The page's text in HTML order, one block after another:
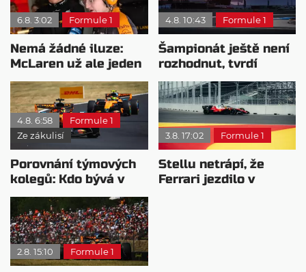
6.8. 3:02 Formule 1
Nemá žádné iluze:
McLaren už ale jeden
návrat ze dna dokázal
4.8. 10:43 Formule 1
Šampionát ještě není
rozhodnut, tvrdí
Brundle
4.8. 6:58
Formule 1
Ze zákulisí
Porovnání týmových
kolegů: Kdo bývá v
sobotu nejrychlejší?
3.8. 17:02 Formule 1
Stellu netrápí, že
Ferrari jezdilo v
2.8. 15:10 Formule 1